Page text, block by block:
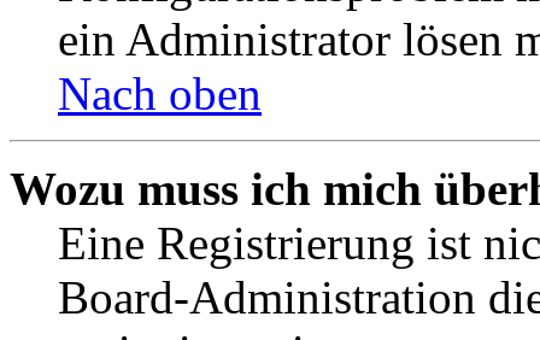
ein Administrator lösen
Nach oben
Wozu muss ich mich
Eine Registrierung ist
Board-Administration